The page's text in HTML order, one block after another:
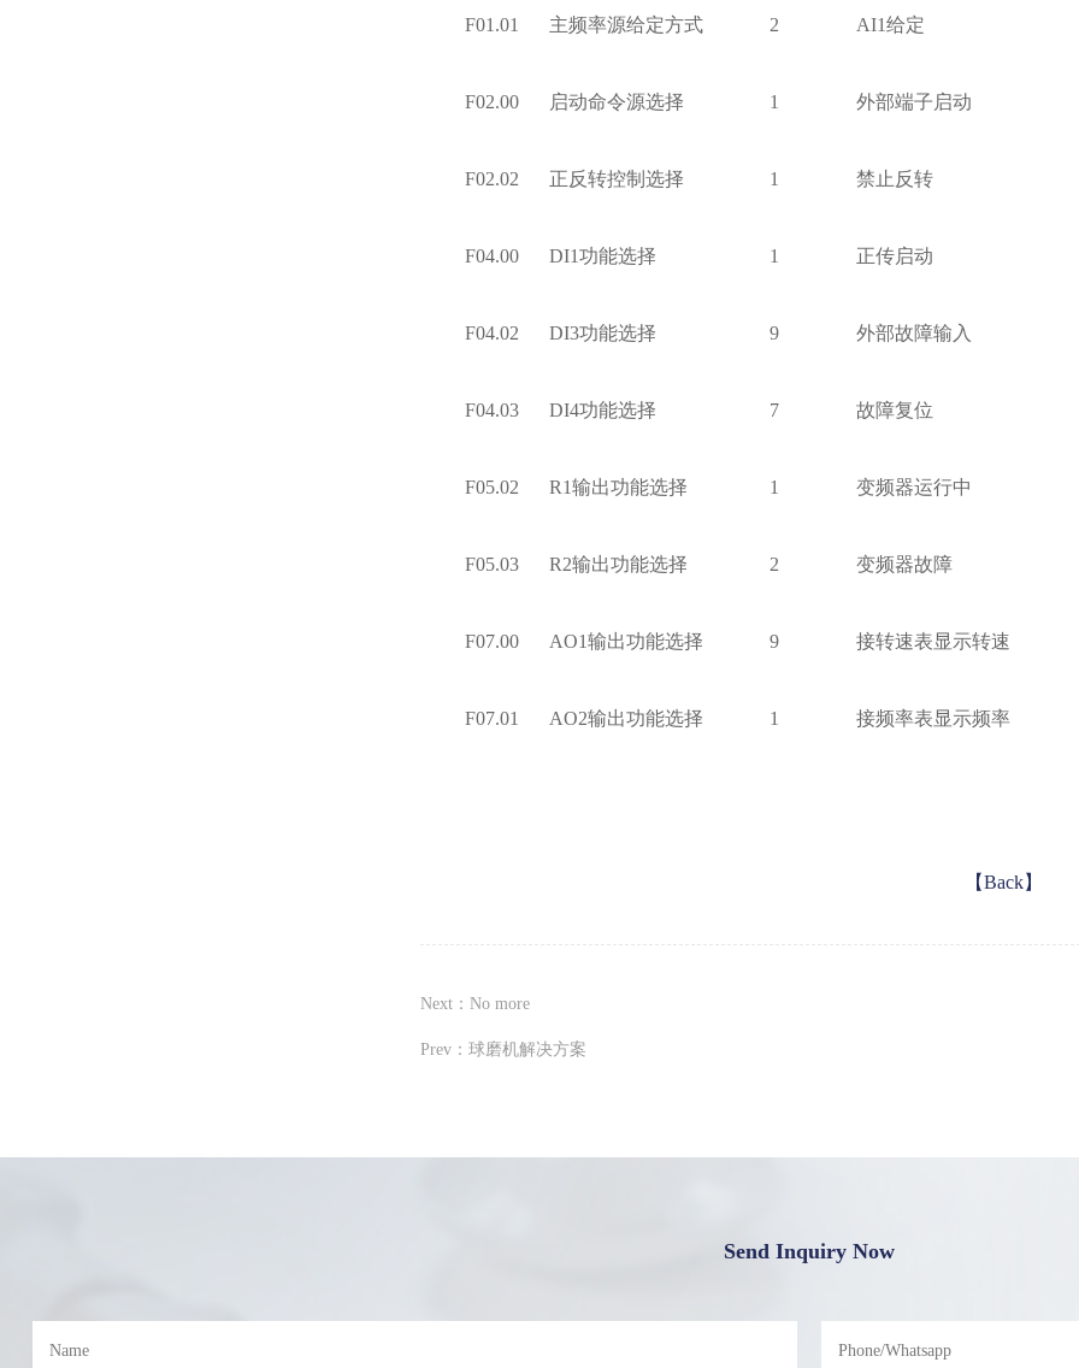
F01.01 主频率源给定方式 2 AI1给定
F02.00 启动命令源选择 1 外部端子启动
F02.02 正反转控制选择 1 禁止反转
F04.00 DI1功能选择 1 正传启动
F04.02 DI3功能选择 9 外部故障输入
F04.03 DI4功能选择 7 故障复位
F05.02 R1输出功能选择 1 变频器运行中
F05.03 R2输出功能选择 2 变频器故障
F07.00 AO1输出功能选择 9 接转速表显示转速
F07.01 AO2输出功能选择 1 接频率表显示频率
【Back】
Next：No more
Prev：球磨机解决方案
Send Inquiry Now